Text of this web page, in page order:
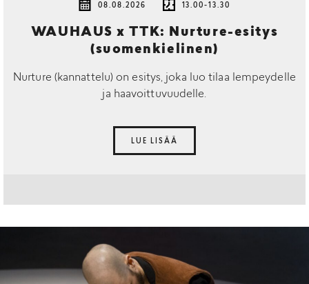
08.08.2026 13.00-13.30
WAUHAUS x TTK: Nurture-esitys
(suomenkielinen)
Nurture (kannattelu) on esitys, joka luo tilaa lempeydelle
ja haavoittuvuudelle.
LUE LISÄÄ